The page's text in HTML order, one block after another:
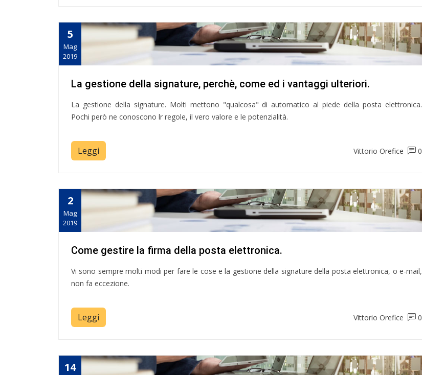
5
Mag
2019
La gestione della signature, perchè, come ed i vantaggi ulteriori.
La gestione della signature. Molti mettono "qualcosa" di automatico al piede della posta elettronica.
Pochi però ne conoscono lr regole, il vero valore e le potenzialità.
Leggi Vittorio Orefice 0
2
Mag
2019
Come gestire la firma della posta elettronica.
Vi sono sempre molti modi per fare le cose e la gestione della signature della posta elettronica, o e-mail,
non fa eccezione.
Leggi Vittorio Orefice 0
14